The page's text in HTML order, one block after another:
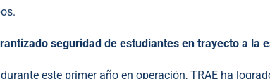
seguridad de estudiantes en trayecto a la
este primer año en operación, TRAE ha